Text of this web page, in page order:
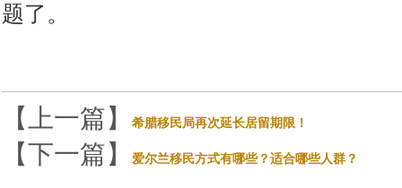
题了。
【上一篇】 希腊移民局再次延长居留期限！
【下一篇】 爱尔兰移民方式有哪些？适合哪些人群？